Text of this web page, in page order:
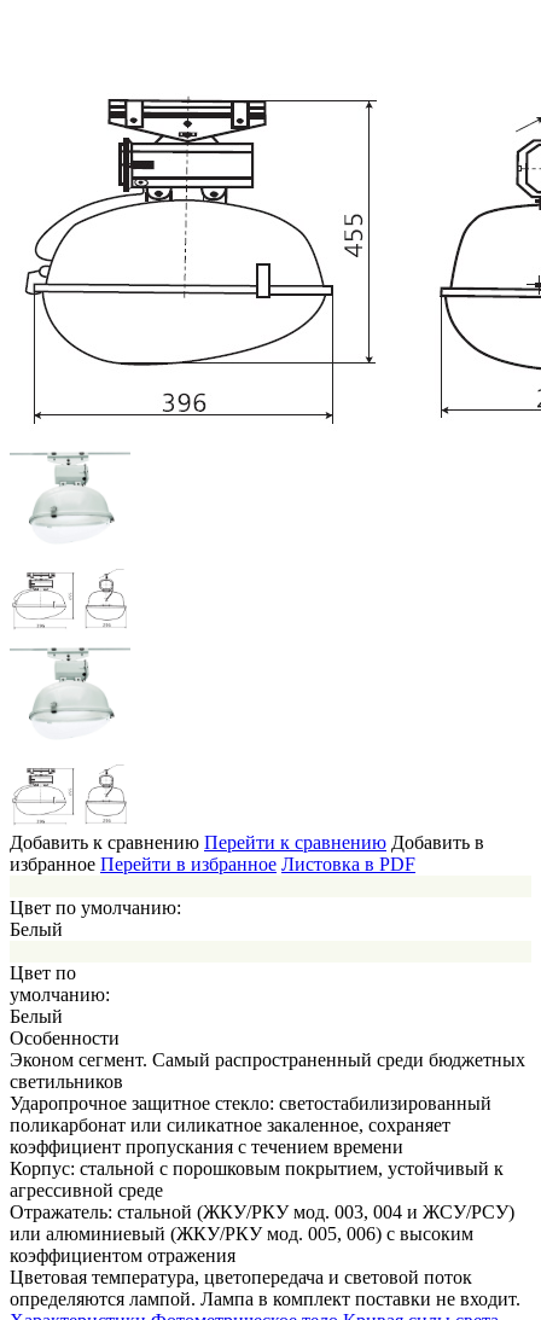
Добавить к сравнению Перейти к сравнению Добавить в
избранное Перейти в избранное Листовка в PDF
Цвет по умолчанию:
Белый
Цвет по
умолчанию:
Белый
Особенности
Эконом сегмент. Самый распространенный среди бюджетных
светильников
Ударопрочное защитное стекло: светостабилизированный
поликарбонат или силикатное закаленное, сохраняет
коэффициент пропускания с течением времени
Корпус: стальной с порошковым покрытием, устойчивый к
агрессивной среде
Отражатель: стальной (ЖКУ/РКУ мод. 003, 004 и ЖСУ/РСУ)
или алюминиевый (ЖКУ/РКУ мод. 005, 006) с высоким
коэффициентом отражения
Цветовая температура, цветопередача и световой поток
определяются лампой. Лампа в комплект поставки не входит.